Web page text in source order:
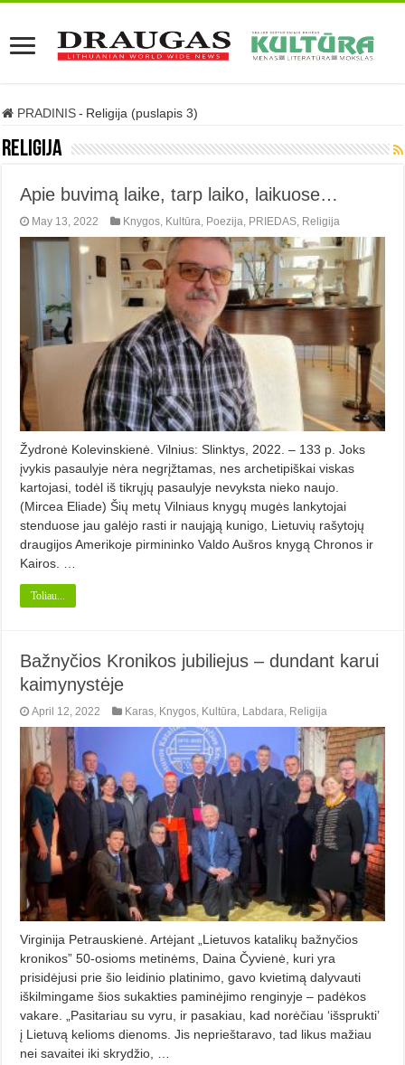
PRADINIS - Religija (puslapis 3)
Religija
Apie buvimą laike, tarp laiko, laikuose…
May 13, 2022 Knygos, Kultūra, Poezija, PRIEDAS, Religija
Žydronė Kolevinskienė. Vilnius: Slinktys, 2022. – 133 p. Joks
įvykis pasaulyje nėra negrįžtamas, nes archetipiškai viskas
kartojasi, todėl iš tikrųjų pasaulyje nevyksta nieko naujo.
(Mircea Eliade) Šių metų Vilniaus knygų mugės lankytojai
stenduose jau galėjo rasti ir naująją kunigo, Lietuvių rašytojų
draugijos Amerikoje pirmininko Valdo Aušros knygą Chronos ir
Kairos. …
Toliau...
Bažnyčios Kronikos jubiliejus – dundant karui
kaimynystėje
April 12, 2022 Karas Knygos Kultūra Labdara Religija
Virginija Petrauskienė. Artėjant „Lietuvos katalikų bažnyčios
kronikos” 50-osioms metinėms, Daina Čyvienė, kuri yra
prisidėjusi prie šio leidinio platinimo, gavo kvietimą dalyvauti
iškilmingame šios sukakties paminėjimo renginyje – padėkos
vakare. „Pasitariau su vyru, ir pasakiau, kad norėčiau ‘išsprukti’
į Lietuvą kelioms dienoms. Jis neprieštaravo, tad likus mažiau
nei savaitei iki skrydžio, …